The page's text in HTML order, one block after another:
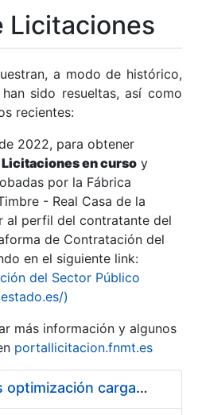
Licitaciones
a modo de histórico,
sido resueltas, así como
recientes:
2022, para obtener
Licitaciones en curso y
por la Fábrica
- Real Casa de la
al perfil del contratante del
de Contratación del
en el siguiente link:
del Sector Público
)
más información y algunos
portallicitacion.fnmt.es
Pliego condiciones optimización cargas compras firmado